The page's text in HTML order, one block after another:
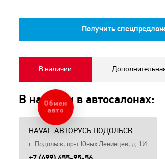
Получить
В наличии
В наличии в автосалонах:
HAVAL АВТОРУСЬ ПОДОЛЬСК
г. Подольск, пр-т Юных Ленинцев, д. 1И
Обмен
авто